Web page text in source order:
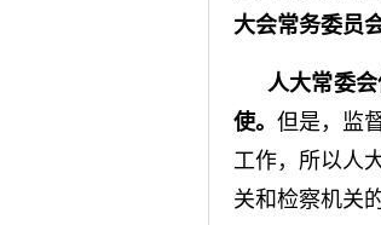
大会常务委员
人大常委
使。但是，监
工作，所以人
关和检察机关